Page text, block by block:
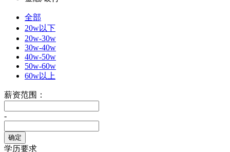
全部
20w以下
20w-30w
30w-40w
40w-50w
50w-60w
60w以上
薪资范围：
-
学历要求